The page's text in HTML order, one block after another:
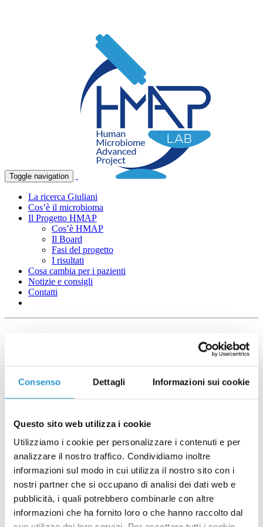
Consenso Dettagli Informazioni sui cookie
Questo sito web utilizza i cookie
Utilizziamo i cookie per personalizzare i contenuti e per
analizzare il nostro traffico. Condividiamo inoltre
informazioni sul modo in cui utilizza il nostro sito con i
nostri partner che si occupano di analisi dei dati web e
pubblicità, i quali potrebbero combinarle con altre
informazioni che ha fornito loro o che hanno raccolto dal
Toggle navigation
La ricerca Giuliani
Cos’è il microbioma
Il Progetto HMAP
Cos’è HMAP
Il Board
Fasi del progetto
I risultati
Cosa cambia per i pazienti
Notizie e consigli
Contatti
Asse Cervello-Intestino-Pelle